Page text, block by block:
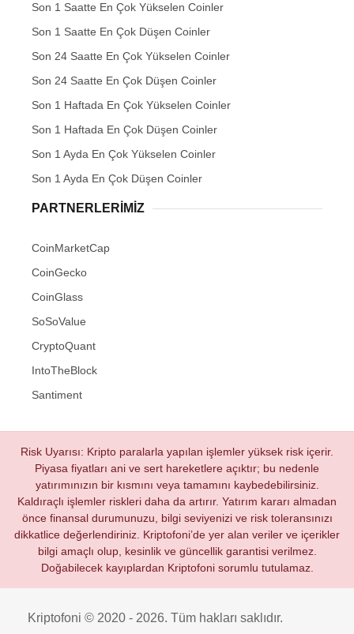
Son 1 Saatte En Çok Yükselen Coinler
Son 1 Saatte En Çok Düşen Coinler
Son 24 Saatte En Çok Yükselen Coinler
Son 24 Saatte En Çok Düşen Coinler
Son 1 Haftada En Çok Yükselen Coinler
Son 1 Haftada En Çok Düşen Coinler
Son 1 Ayda En Çok Yükselen Coinler
Son 1 Ayda En Çok Düşen Coinler
PARTNERLERIMIZ
CoinMarketCap
CoinGecko
CoinGlass
SoSoValue
CryptoQuant
IntoTheBlock
Santiment
Risk Uyarısı: Kripto paralarla yapılan işlemler yüksek risk içerir.
Piyasa fiyatları ani ve sert hareketlere açıktır; bu nedenle
yatırımınızın bir kısmını veya tamamını kaybedebilirsiniz.
Kaldıraçlı işlemler riskleri daha da artırır. Yatırım kararı almadan
önce finansal durumunuzu, bilgi seviyenizi ve risk toleransınızı
dikkatlice değerlendiriniz. Kriptofoni’de yer alan veriler ve içerikler
bilgi amaçlı olup, kesinlik ve güncellik garantisi verilmez.
Doğabilecek kayıplardan Kriptofoni sorumlu tutulamaz.
Kriptofoni © 2020 - 2026. Tüm hakları saklıdır.